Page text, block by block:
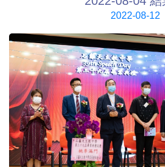
2022-08-12